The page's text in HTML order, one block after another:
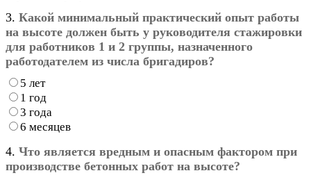
3. Какой минимальный практический опыт работы
на высоте должен быть у руководителя стажировки
для работников 1 и 2 группы, назначенного
работодателем из числа бригадиров?
5 лет
1 год
3 года
6 месяцев
4. Что является вредным и опасным фактором при
производстве бетонных работ на высоте?